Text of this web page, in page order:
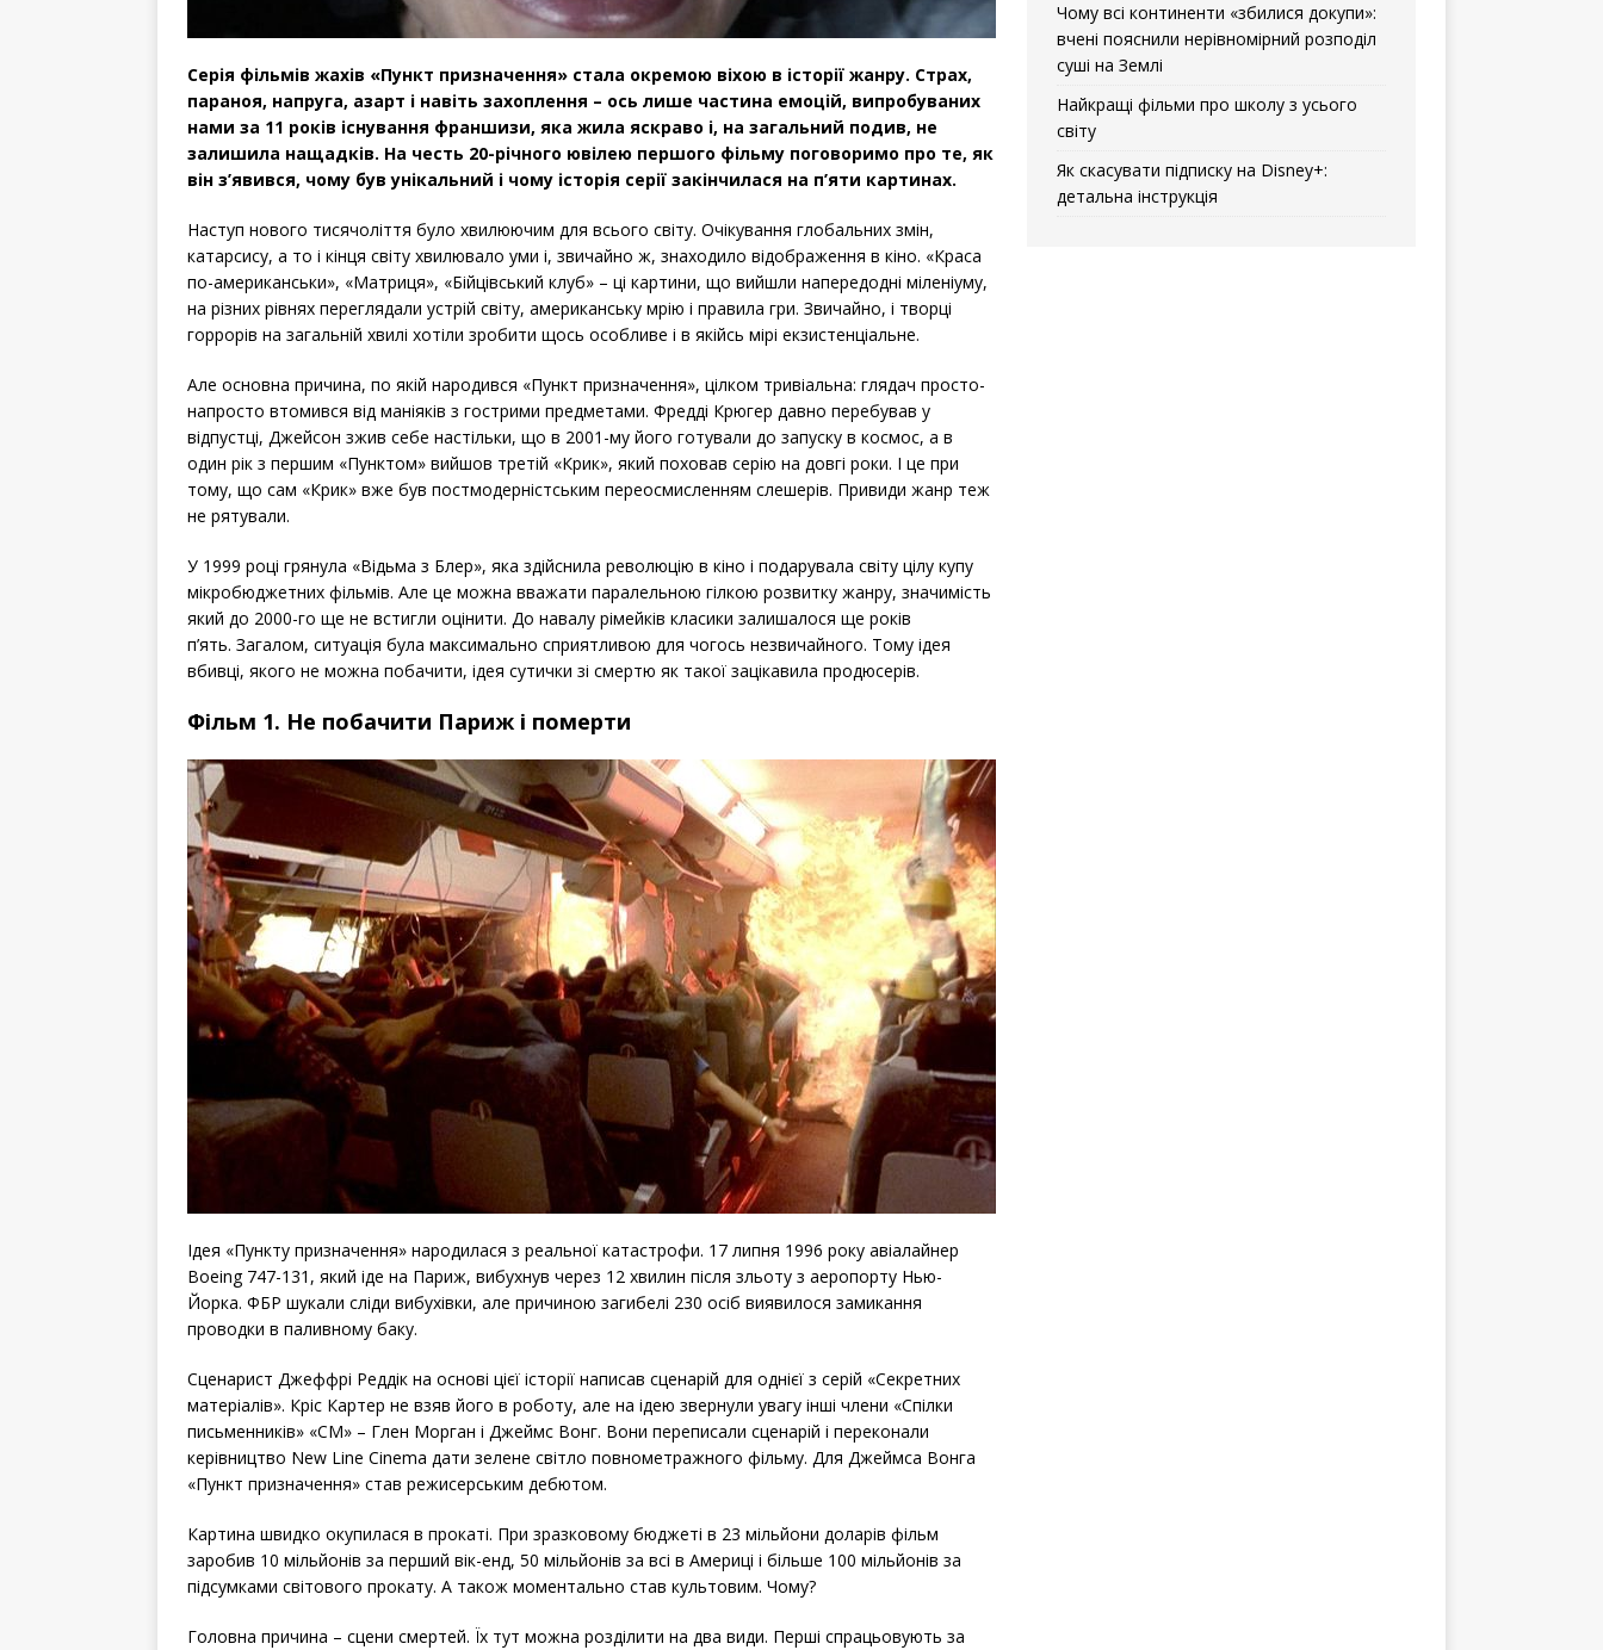
Серія фільмів жахів «Пункт призначення» стала окремою віхою в історії жанру. Страх,
параноя, напруга, азарт і навіть захоплення – ось лише частина емоцій, випробуваних
нами за 11 років існування франшизи, яка жила яскраво і, на загальний подив, не
залишила нащадків. На честь 20-річного ювілею першого фільму поговоримо про те, як
він з’явився, чому був унікальний і чому історія серії закінчилася на п’яти картинах.
Наступ нового тисячоліття було хвилюючим для всього світу. Очікування глобальних змін,
катарсису, а то і кінця світу хвилювало уми і, звичайно ж, знаходило відображення в кіно. «Краса
по-американськи», «Матриця», «Бійцівський клуб» – ці картини, що вийшли напередодні міленіуму,
на різних рівнях переглядали устрій світу, американську мрію і правила гри. Звичайно, і творці
горрорів на загальній хвилі хотіли зробити щось особливе і в якійсь мірі екзистенціальне.
Але основна причина, по якій народився «Пункт призначення», цілком тривіальна: глядач просто-
напросто втомився від маніяків з гострими предметами. Фредді Крюгер давно перебував у
відпустці, Джейсон зжив себе настільки, що в 2001-му його готували до запуску в космос, а в
один рік з першим «Пунктом» вийшов третій «Крик», який поховав серію на довгі роки. І це при
тому, що сам «Крик» вже був постмодерністським переосмисленням слешерів. Привиди жанр теж
не рятували.
У 1999 році грянула «Відьма з Блер», яка здійснила революцію в кіно і подарувала світу цілу купу
мікробюджетних фільмів. Але це можна вважати паралельною гілкою розвитку жанру, значимість
який до 2000-го ще не встигли оцінити. До навалу рімейків класики залишалося ще років
п’ять. Загалом, ситуація була максимально сприятливою для чогось незвичайного. Тому ідея
вбивці, якого не можна побачити, ідея сутички зі смертю як такої зацікавила продюсерів.
Фільм 1. Не побачити Париж і померти
Ідея «Пункту призначення» народилася з реальної катастрофи. 17 липня 1996 року авіалайнер
Boeing 747-131, який іде на Париж, вибухнув через 12 хвилин після зльоту з аеропорту Нью-
Йорка. ФБР шукали сліди вибухівки, але причиною загибелі 230 осіб виявилося замикання
проводки в паливному баку.
Сценарист Джеффрі Реддік на основі цієї історії написав сценарій для однієї з серій «Секретних
матеріалів». Кріс Картер не взяв його в роботу, але на ідею звернули увагу інші члени «Спілки
письменників» «СМ» – Глен Морган і Джеймс Вонг. Вони переписали сценарій і переконали
керівництво New Line Cinema дати зелене світло повнометражного фільму. Для Джеймса Вонга
«Пункт призначення» став режисерським дебютом.
Картина швидко окупилася в прокаті. При зразковому бюджеті в 23 мільйони доларів фільм
заробив 10 мільйонів за перший вік-енд, 50 мільйонів за всі в Америці і більше 100 мільйонів за
підсумками світового прокату. А також моментально став культовим. Чому?
Головна причина – сцени смертей. Їх тут можна розділити на два види. Перші спрацьовують за
Чому всі континенти «збилися докупи»:
вчені пояснили нерівномірний розподіл
суші на Землі
Найкращі фільми про школу з усього
світу
Як скасувати підписку на Disney+:
детальна інструкція